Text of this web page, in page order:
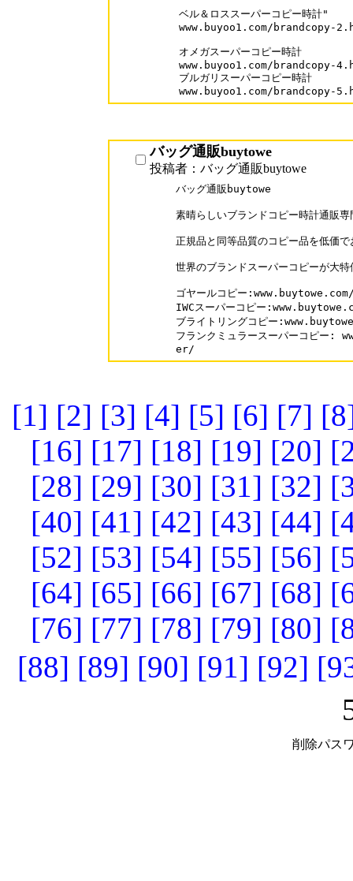
ベル＆ロススーパーコピー時計"
www.buyoo1.com/brandcopy-
オメガスーパーコピー時計
www.buyoo1.com/brandcopy-
ブルガリスーパーコピー時計
バッグ通販buytowe
投稿者：バッグ通販buytowe
バッグ通販buytowe
素晴らしいブランドコピー時計通販
正規品と同等品質のコピー品を低価
世界のブランドスーパーコピーが大
ゴヤールコピー
IWCスーパーコピー
ブライトリングコピー
フランクミュラースーパーコピ
er/
[1] [2] [3] [4] [5] [6] [7]
[16] [17] [18] [19] [20]
[28] [29] [30] [31] [32]
[40] [41] [42] [43] [44]
[52] [53] [54] [55] [56]
[64] [65] [66] [67] [68]
[76] [77] [78] [79] [80]
[88] [89] [90] [91] [92]
削除パス